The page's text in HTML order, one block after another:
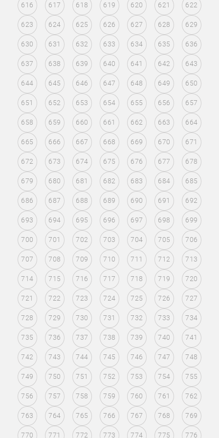
616 617 618 619 620 621 622
623 624 625 626 627 628 629
630 631 632 633 634 635 636
637 638 639 640 641 642 643
644 645 646 647 648 649 650
651 652 653 654 655 656 657
658 659 660 661 662 663 664
665 666 667 668 669 670 671
672 673 674 675 676 677 678
679 680 681 682 683 684 685
686 687 688 689 690 691 692
693 694 695 696 697 698 699
700 701 702 703 704 705 706
707 708 709 710 711 712 713
714 715 716 717 718 719 720
721 722 723 724 725 726 727
728 729 730 731 732 733 734
735 736 737 738 739 740 741
742 743 744 745 746 747 748
749 750 751 752 753 754 755
756 757 758 759 760 761 762
763 764 765 766 767 768 769
770 771 772 773 774 775 776